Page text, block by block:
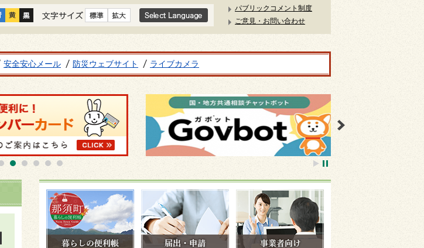
文字サイズ
パブリックコメント制度
ご意見・お問い合わせ
安全安心メール 防災ウェブサイト ライブカメラ